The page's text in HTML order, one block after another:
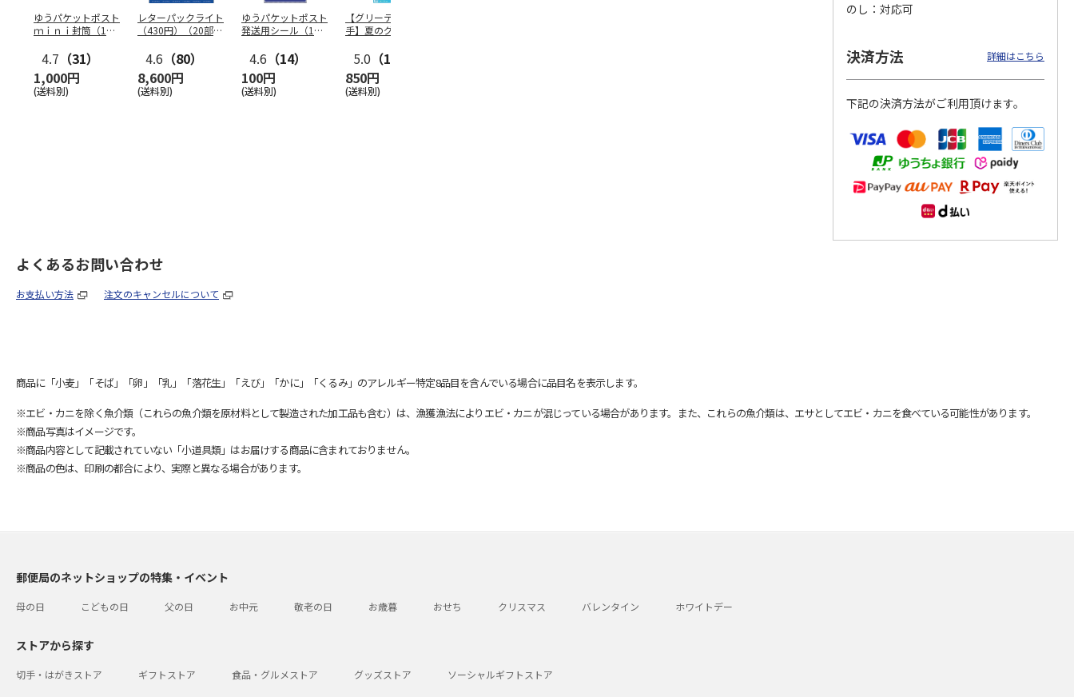
ゆうパケットポスト
ｍｉｎｉ封筒（1個
4.7 （31）
1,000円
(送料別)
レターパックライト
（430円）（20部セ
4.6 （80）
8,600円
(送料別)
ゆうパケットポスト
発送用シール（1個
4.6 （14）
100円
(送料別)
【グリーティング切
手】夏のグリーティ
5.0 （10）
850円
(送料別)
【グリーティング切
円…
4.8（11）
5,500円
4.6（7）
11,000円
のし
対応可
決済方法 詳細はこちら
下記の決済方法がご利用頂けます。
よくあるお問い合わせ
お支払い方法 注文のキャンセルについて
商品に「小麦」「そば」「卵」「乳」「落花生」「えび」「かに」「くるみ」のアレルギー特定8品目を含んでいる場合に品目名を表示します。
※エビ・カニを除く魚介類（これらの魚介類を原材料として製造された加工品も含む）は、漁獲漁法によりエビ・カニが混じっている場合があります。また、これらの魚介類は、エサとしてエビ・カニを食べている可能性があります。
※商品写真はイメージです。
※商品内容として記載されていない「小道具類」はお届けする商品に含まれておりません。
※商品の色は、印刷の都合により、実際と異なる場合があります。
郵便局のネットショップの特集・イベント
母の日 こどもの日 父の日 お中元 敬老の日 お歳暮 おせち クリスマス バレンタイン ホワイトデー
ストアから探す
切手・はがきストア ギフトストア 食品・グルメストア グッズストア ソーシャルギフトストア